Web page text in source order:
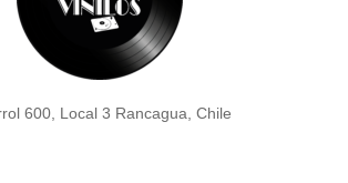
600, Local 3 Rancagua, Chile